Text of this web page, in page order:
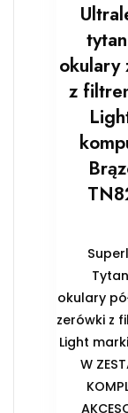
okulary
z
okulary
zerówki z
Light
️W